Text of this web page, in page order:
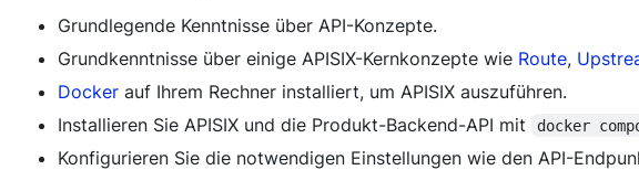
Grundlegende Kenntnisse über API-Konzepte.
Grundkenntnisse über einige APISIX-Kernkonzepte wie Route,
Docker auf Ihrem Rechner installiert, um APISIX auszuführen.
Installieren Sie APISIX und die Produkt-Backend-API mit
docker
Konfigurieren Sie die notwendigen Einstellungen wie den API-